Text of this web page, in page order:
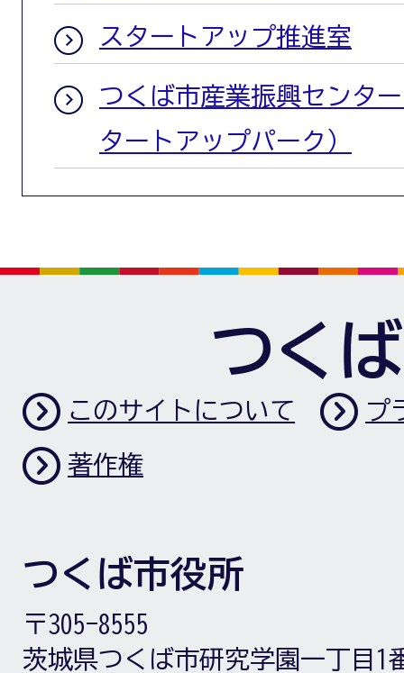
スタートアップ推進室
つくば市産業振興センタ
タートアップパーク）
つく
このサイトについて プ
著作権
つくば市役所
〒305-8555
茨城県つくば市研究学園一丁目1